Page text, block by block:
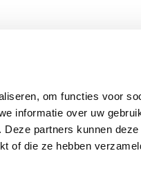
om functies voor
informatie over uw
partners kunnen deze
of die ze hebben